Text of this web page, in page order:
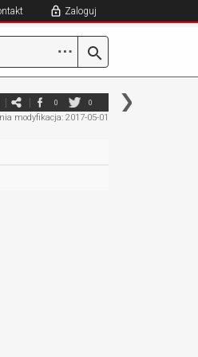
Zaloguj
⋯
0 0
modyfikacja: 2017-05-01